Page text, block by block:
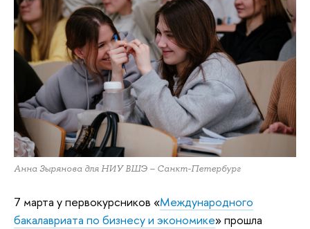
Анна Зырянова для НИУ ВШЭ – Санкт-Петербург
7 марта у первокурсников «Международного
бакалавриата по бизнесу и экономике» прошла